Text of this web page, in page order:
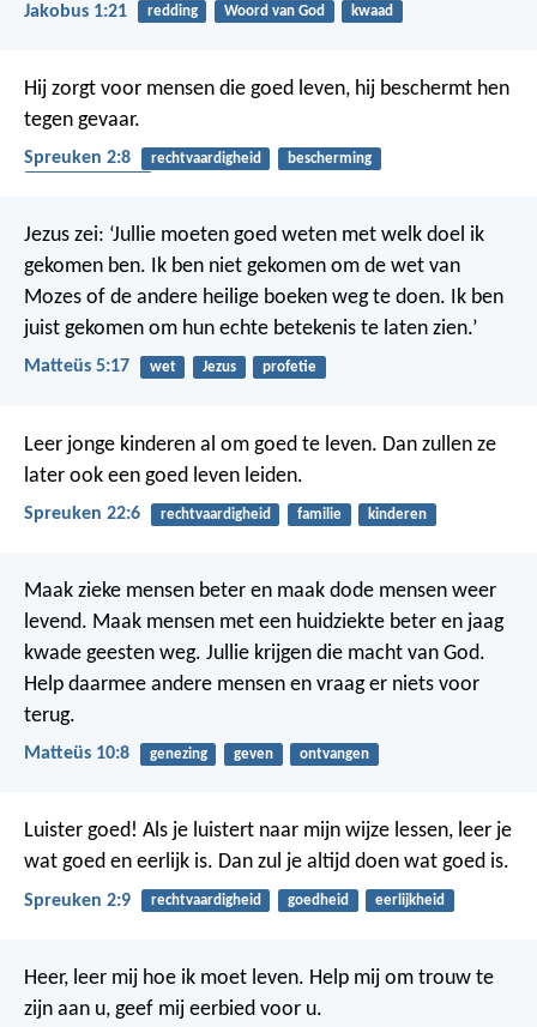
Jakobus 1:21 redding Woord van God kwaad
Hij zorgt voor mensen die goed leven, hij beschermt hen
tegen gevaar.
Spreuken 2:8 rechtvaardigheid
bescherming
Jezus zei: ‘Jullie moeten goed weten met welk doel ik
gekomen ben. Ik ben niet gekomen om de wet van
Mozes of de andere heilige boeken weg te doen. Ik ben
juist gekomen om hun echte betekenis te laten zien.’
Matteüs 5:17 wet Jezus profetie
Leer jonge kinderen al om goed te leven. Dan zullen ze
later ook een goed leven leiden.
Spreuken 22:6 rechtvaardigheid familie kinderen
Maak zieke mensen beter en maak dode mensen weer
levend. Maak mensen met een huidziekte beter en jaag
kwade geesten weg. Jullie krijgen die macht van God.
Help daarmee andere mensen en vraag er niets voor
terug.
Matteüs 10:8 genezing geven ontvangen
Luister goed! Als je luistert naar mijn wijze lessen, leer je
wat goed en eerlijk is. Dan zul je altijd doen wat goed is.
Spreuken 2:9 rechtvaardigheid goedheid eerlijkheid
Heer, leer mij hoe ik moet leven. Help mij om trouw te
zijn aan u, geef mij eerbied voor u.